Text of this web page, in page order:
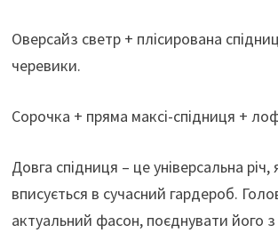
Оверсайз светр + плісирована
черевики.
Сорочка + пряма максі-спідниця +
Довга спідниця – це універсальна річ,
вписується в сучасний гардероб.
актуальний фасон, поєднувати його